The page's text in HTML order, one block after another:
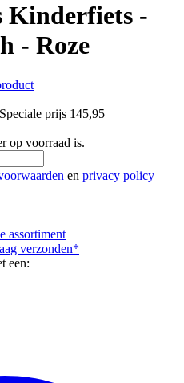
Kinderfiets -
- Roze
Speciale prijs 145,95
op voorraad is.
en privacy policy
assortiment
verzonden*
een: